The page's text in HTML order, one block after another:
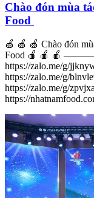
Chào đón mùa
Food
🍏 🍏 🍏 Chào đón
Food 🍎 🍎 🍎
https://zalo.me/g/
https://zalo.me/g/
https://zalo.me/g/
https://